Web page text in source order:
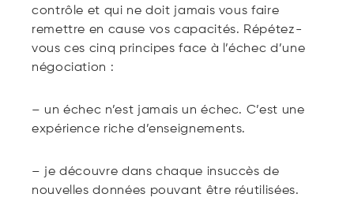
contrôle et qui ne doit jamais vous faire
remettre en cause vos capacités. Répétez-
vous ces cinq principes face à l’échec d’une
négociation :
– un échec n’est jamais un échec. C’est une
expérience riche d’enseignements.
– je découvre dans chaque insuccès de
nouvelles données pouvant être réutilisées.